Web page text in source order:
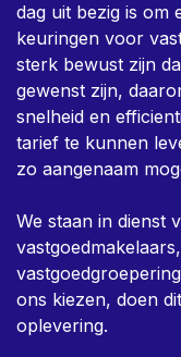
dag uit bezig is om
keuringen voor
sterk bewust zijn
gewenst zijn,
snelheid en
tarief te kunnen
zo aangenaam
We staan in dienst
ons kiezen, doen
oplevering.